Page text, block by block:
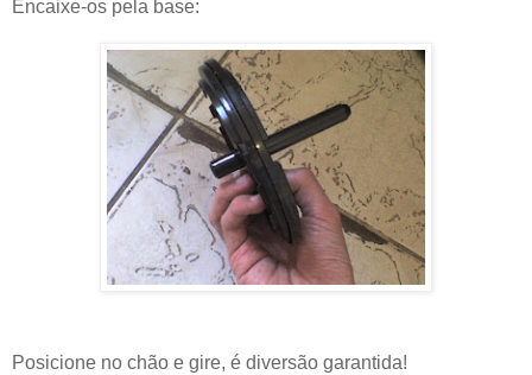
Encaixe-os pela base:
Posicione no chão e gire, é diversão garantida!